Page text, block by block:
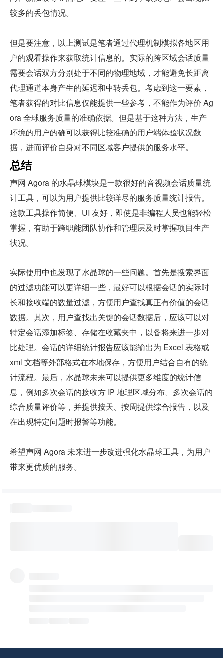
较多的丢包情况。
但是要注意，以上测试是笔者通过代理机制模拟各地区用
户的观看操作来获取统计信息的。实际的跨区域会话质量
需要会话双方分别处于不同的物理地域，才能避免长距离
代理通道本身产生的延迟和中转丢包。考虑到这一要素，
笔者获得的对比信息仅能提供一些参考，不能作为评价 Ag
ora 全球服务质量的准确依据。但是基于这种方法，生产
环境的用户的确可以获得比较准确的用户端体验状况数
据，进而评价自身对不同区域客户提供的服务水平。
总结
声网 Agora 的水晶球模块是一款很好的音视频会话质量统
计工具，可以为用户提供比较详尽的服务质量统计报告。
这款工具操作简便、UI 友好，即使是非编程人员也能轻松
掌握，有助于跨职能团队协作和管理层及时掌握项目生产
状况。
实际使用中也发现了水晶球的一些问题。首先是搜索界面
的过滤功能可以更详细一些，最好可以根据会话的实际时
长和接收端的数量过滤，方便用户查找真正有价值的会话
数据。其次，用户查找出关键的会话数据后，应该可以对
特定会话添加标签、存储在收藏夹中，以备将来进一步对
比处理。会话的详细统计报告应该能输出为 Excel 表格或
xml 文档等外部格式在本地保存，方便用户结合自有的统
计流程。最后，水晶球未来可以提供更多维度的统计信
息，例如多次会话的接收方 IP 地理区域分布、多次会话的
综合质量评价等，并提供按天、按周提供综合报告，以及
在出现特定问题时报警等功能。
希望声网 Agora 未来进一步改进强化水晶球工具，为用户
带来更优质的服务。